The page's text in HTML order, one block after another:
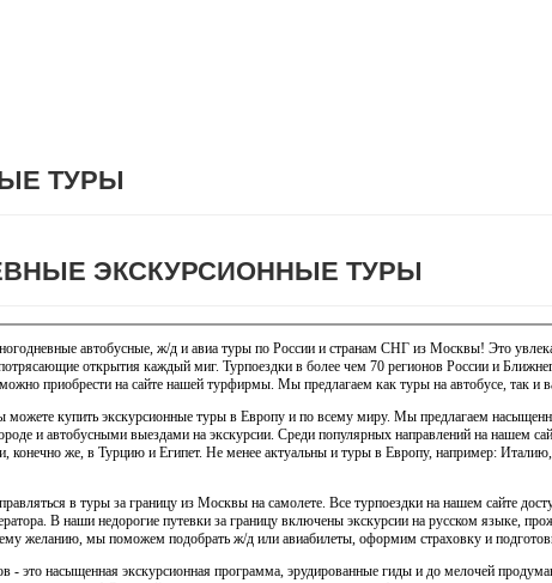
ТУРЫ
ЭКСКУРСИОННЫЕ ТУРЫ